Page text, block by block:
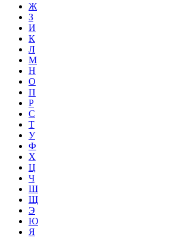
Ж
З
И
К
Л
М
Н
О
П
Р
С
Т
У
Ф
Х
Ц
Ч
Ш
Щ
Э
Ю
Я